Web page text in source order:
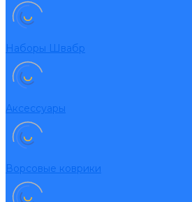
Наборы Швабр
Аксессуары
Ворсовые коврики